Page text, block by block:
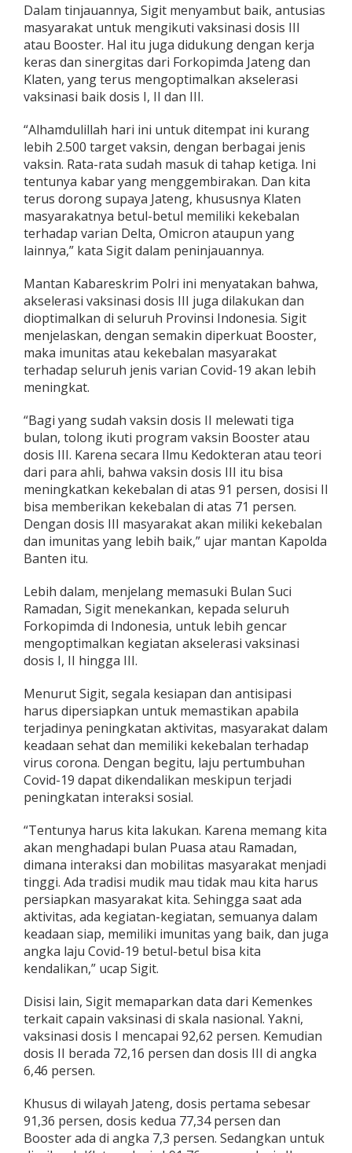
m
u
n
i
t
a
a
r
g
a
M
e
n
i
n
g
a
S
e
h
i
n
g
T
e
k
a
n
L
a
u
C
i
d
-
1
9
Dalam tinjauannya, Sigit menyambut baik, antusias
masyarakat untuk mengikuti vaksinasi dosis III
atau Booster. Hal itu juga didukung dengan kerja
keras dan sinergitas dari Forkopimda Jateng dan
Klaten, yang terus mengoptimalkan akselerasi
vaksinasi baik dosis I, II dan III.
“Alhamdulillah hari ini untuk ditempat ini kurang
lebih 2.500 target vaksin, dengan berbagai jenis
vaksin. Rata-rata sudah masuk di tahap ketiga. Ini
tentunya kabar yang menggembirakan. Dan kita
terus dorong supaya Jateng, khususnya Klaten
masyarakatnya betul-betul memiliki kekebalan
terhadap varian Delta, Omicron ataupun yang
lainnya,” kata Sigit dalam peninjauannya.
Mantan Kabareskrim Polri ini menyatakan bahwa,
akselerasi vaksinasi dosis III juga dilakukan dan
dioptimalkan di seluruh Provinsi Indonesia. Sigit
menjelaskan, dengan semakin diperkuat Booster,
maka imunitas atau kekebalan masyarakat
terhadap seluruh jenis varian Covid-19 akan lebih
meningkat.
“Bagi yang sudah vaksin dosis II melewati tiga
bulan, tolong ikuti program vaksin Booster atau
dosis III. Karena secara Ilmu Kedokteran atau teori
dari para ahli, bahwa vaksin dosis III itu bisa
meningkatkan kekebalan di atas 91 persen, dosisi II
bisa memberikan kekebalan di atas 71 persen.
Dengan dosis III masyarakat akan miliki kekebalan
dan imunitas yang lebih baik,” ujar mantan Kapolda
Banten itu.
Lebih dalam, menjelang memasuki Bulan Suci
Ramadan, Sigit menekankan, kepada seluruh
Forkopimda di Indonesia, untuk lebih gencar
mengoptimalkan kegiatan akselerasi vaksinasi
dosis I, II hingga III.
Menurut Sigit, segala kesiapan dan antisipasi
harus dipersiapkan untuk memastikan apabila
terjadinya peningkatan aktivitas, masyarakat dalam
keadaan sehat dan memiliki kekebalan terhadap
virus corona. Dengan begitu, laju pertumbuhan
Covid-19 dapat dikendalikan meskipun terjadi
peningkatan interaksi sosial.
“Tentunya harus kita lakukan. Karena memang kita
akan menghadapi bulan Puasa atau Ramadan,
dimana interaksi dan mobilitas masyarakat menjadi
tinggi. Ada tradisi mudik mau tidak mau kita harus
persiapkan masyarakat kita. Sehingga saat ada
aktivitas, ada kegiatan-kegiatan, semuanya dalam
keadaan siap, memiliki imunitas yang baik, dan juga
angka laju Covid-19 betul-betul bisa kita
kendalikan,” ucap Sigit.
Disisi lain, Sigit memaparkan data dari Kemenkes
terkait capain vaksinasi di skala nasional. Yakni,
vaksinasi dosis I mencapai 92,62 persen. Kemudian
dosis II berada 72,16 persen dan dosis III di angka
6,46 persen.
Khusus di wilayah Jateng, dosis pertama sebesar
91,36 persen, dosis kedua 77,34 persen dan
Booster ada di angka 7,3 persen. Sedangkan untuk